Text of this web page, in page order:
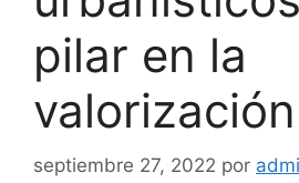
pilar en la
valorización
septiembre 27, 2022 por